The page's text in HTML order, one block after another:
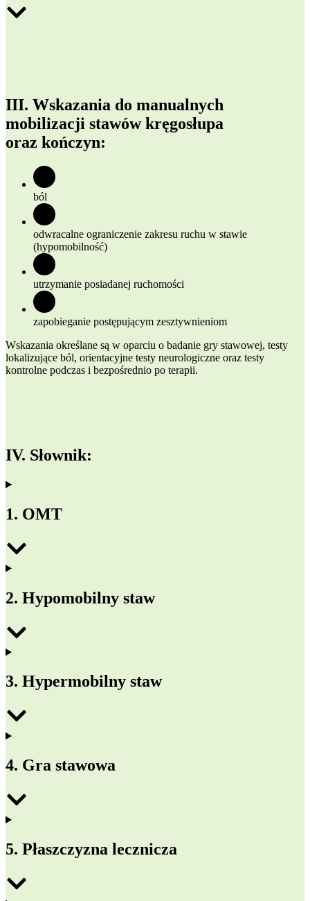
III. Wskazania do manualnych
mobilizacji stawów kręgosłupa
oraz kończyn:
ból
odwracalne ograniczenie zakresu ruchu w stawie
(hypomobilność)
utrzymanie posiadanej ruchomości
zapobieganie postępującym zesztywnieniom
Wskazania określane są w oparciu o badanie gry stawowej, testy
lokalizujące ból, orientacyjne testy neurologiczne oraz testy
kontrolne podczas i bezpośrednio po terapii.
IV. Słownik:
1. OMT
2. Hypomobilny staw
3. Hypermobilny staw
4. Gra stawowa
5. Płaszczyzna lecznicza